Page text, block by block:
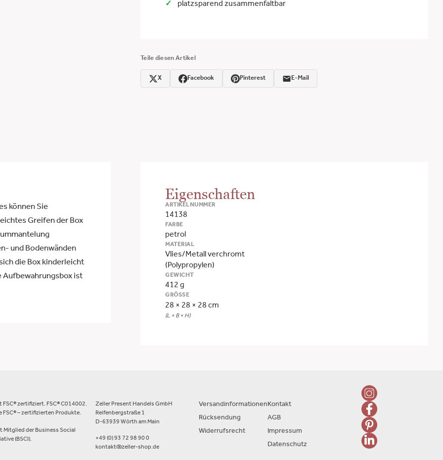
platzsparend zusammenfaltbar
Teile diesen Artikel
X Facebook Pinterest E-Mail
können Sie
Greifen der Box
und Bodenwänden
die Box kinderleicht
Aufbewahrungsbox ist
Eigenschaften
ARTIKELNUMMER
14138
FARBE
petrol
MATERIAL
Vlies/Metall verchromt
(Polypropylen)
GEWICHT
412 g
GRÖSSE
28 × 28 × 28 cm
(L × B × H)
FSC® zertifiziert. FSC® C014002.
FSC® – zertifizierten Produkte.
Mitglied der Business Social
(BSCI).
Zeller Present Handels GmbH
Reifenbergstraße 1
D-63939 Wörth am Main
+49 (0) 93 72 98 90 0
kontakt@zeller-shop.de
Versandinformationen
Rücksendung
Widerrufsrecht
Kontakt
AGB
Impressum
Datenschutz